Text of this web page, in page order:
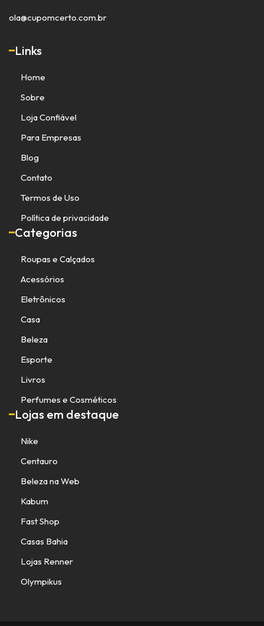
ola@cupomcerto.com.br
Links
Home
Sobre
Loja Confiável
Para Empresas
Blog
Contato
Termos de Uso
Política de privacidade
Categorias
Roupas e Calçados
Acessórios
Eletrônicos
Casa
Beleza
Esporte
Livros
Perfumes e Cosméticos
Lojas em destaque
Nike
Centauro
Beleza na Web
Kabum
Fast Shop
Casas Bahia
Lojas Renner
Olympikus